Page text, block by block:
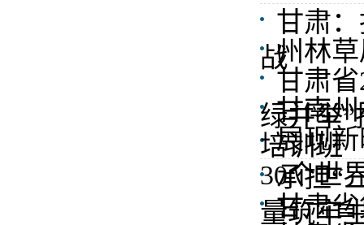
甘肃
战州林
甘肃
绿并举
甘南
培训班
展现
30个世
承担“
量筑牢
甘肃